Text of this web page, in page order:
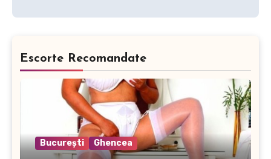
Escorte Recomandate
București Ghencea